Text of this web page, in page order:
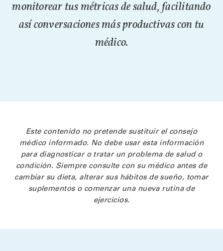
monitorear tus métricas de salud, facilitando
así conversaciones más productivas con tu
médico.
Este contenido no pretende sustituir el consejo
médico informado. No debe usar esta información
para diagnosticar o tratar un problema de salud o
condición. Siempre consulte con su médico antes de
cambiar su dieta, alterar sus hábitos de sueño, tomar
suplementos o comenzar una nueva rutina de
ejercicios.